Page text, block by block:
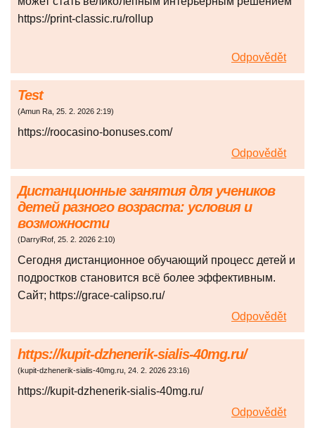
https://print-classic.ru/rollup
Odpovědět
Test
(Amun Ra, 25. 2. 2026 2:19)
https://roocasino-bonuses.com/
Odpovědět
Дистанционные занятия для учеников
детей разного возраста: условия и
возможности
(DarrylRof, 25. 2. 2026 2:10)
Сегодня дистанционное обучающий процесс детей и
подростков становится всё более эффективным.
Сайт; https://grace-calipso.ru/
Odpovědět
https://kupit-dzhenerik-sialis-40mg.ru/
(kupit-dzhenerik-sialis-40mg.ru, 24. 2. 2026 23:16)
https://kupit-dzhenerik-sialis-40mg.ru/
Odpovědět